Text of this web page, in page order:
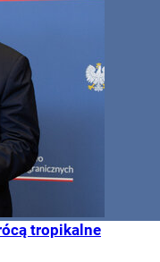
tropikalne